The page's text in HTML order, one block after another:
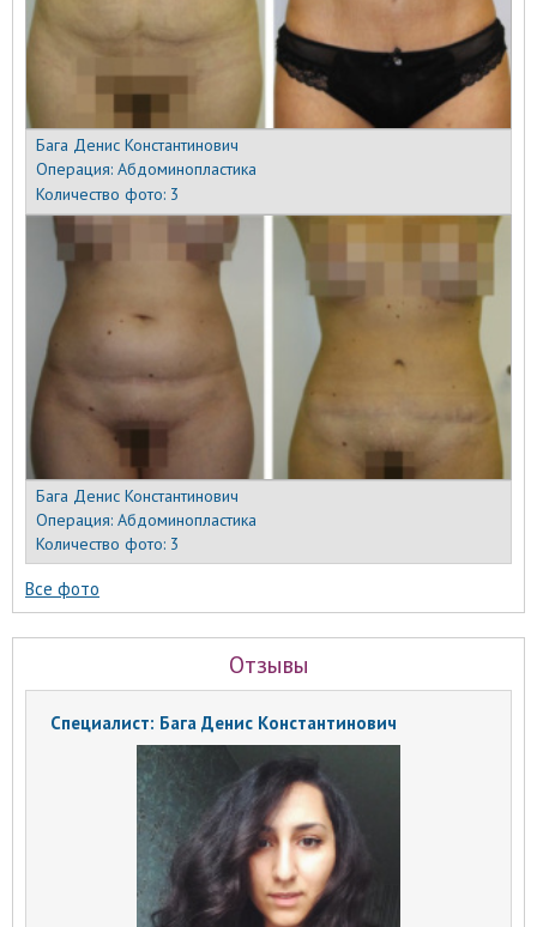
Бага Денис Константинович
Операция:Абдоминопластика
Количество фото: 3
Бага Денис Константинович
Операция:Абдоминопластика
Количество фото: 3
Все фото
Отзывы
Специалист: Бага Денис Константинович